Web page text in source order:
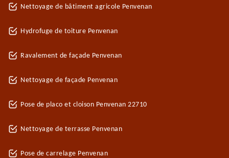
Nettoyage de bâtiment agricole Penvenan
Hydrofuge de toiture Penvenan
Ravalement de façade Penvenan
Nettoyage de façade Penvenan
Pose de placo et cloison Penvenan 22710
Nettoyage de terrasse Penvenan
Pose de carrelage Penvenan